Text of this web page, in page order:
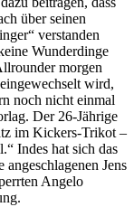
über seinen
verstanden
Wunderdinge
morgen
wird,
noch nicht einmal
Der 26-Jährige
im Kickers-Trikot –
Indes hat sich das
Jens
Angelo